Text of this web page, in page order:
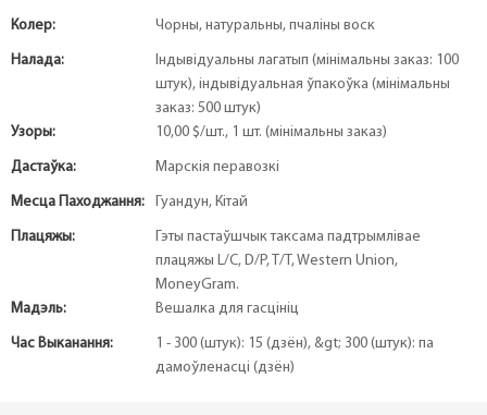
Колер: Чорны, натуральны, пчаліны воск
Налада:
Індывідуальны лагатып (мінімальны заказ: 100
штук), індывідуальная ўпакоўка (мінімальны
заказ: 500 штук)
Узоры:
10,00 $/шт., 1 шт. (мінімальны заказ)
Дастаўка: Марскія перавозкі
Месца Паходжання: Гуандун, Кітай
Плацяжы:
Гэты пастаўшчык таксама падтрымлівае
плацяжы L/C, D/P, T/T, Western Union,
MoneyGram.
Мадэль:
Вешалка для гасцініц
Час Выканання:
1 - 300 (штук): 15 (дзён), &gt; 300 (штук): па
дамоўленасці (дзён)